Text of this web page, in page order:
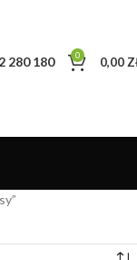
280 180 0 0,00